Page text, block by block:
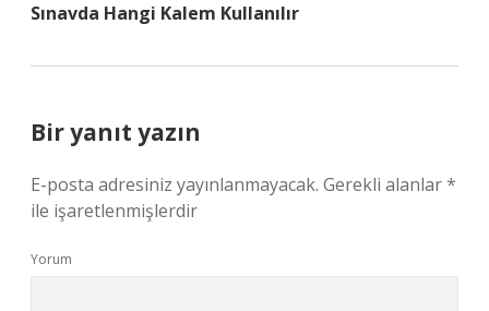
Sınavda Hangi Kalem Kullanılır
Bir yanıt yazın
E-posta adresiniz yayınlanmayacak. Gerekli alanlar*
ile işaretlenmişlerdir
Yorum